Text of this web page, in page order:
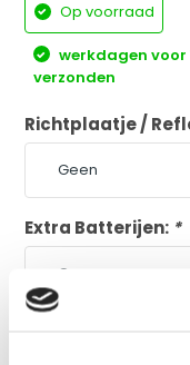
Op voorraad
werkdagen voor
verzonden
Richtplaatje /
Extra Batterijen: *